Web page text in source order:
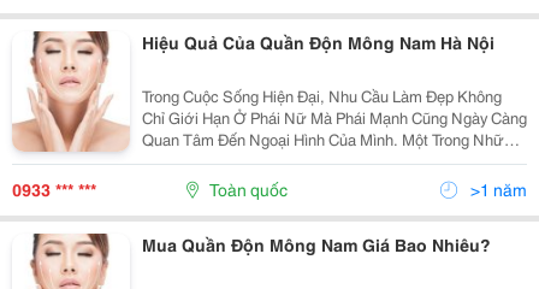
Hiệu Quả Của Quần Độn Mông Nam Hà Nội
Trong Cuộc Sống Hiện Đại, Nhu Cầu Làm Đẹp Không
Chỉ Giới Hạn Ở Phái Nữ Mà Phái Mạnh Cũng Ngày Càng
Quan Tâm Đến Ngoại Hình Của Mình. Một Trong Những
Phương Pháp Hiệu Quả Để Cải Thiện Vóc Dáng Cho
Nam Giới Là Sử Dụng Quần Độn Mông. Tại Hà Nội,
Quần...
0933 *** *** Toàn quốc >1 năm
Mua Quần Độn Mông Nam Giá Bao Nhiêu?